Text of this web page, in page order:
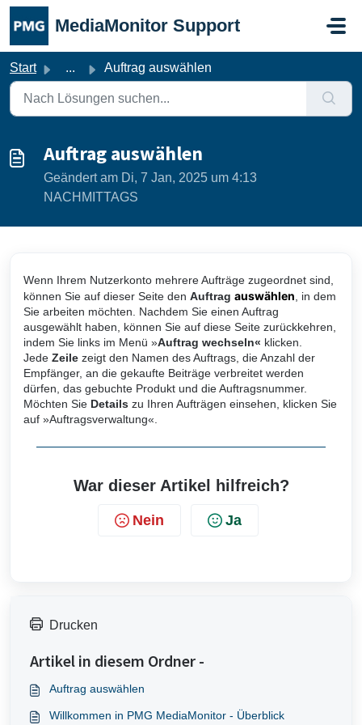
Zum hauptsächlichen Inhalt gehen
MediaMonitor Support
Start ... Auftrag auswählen
Auftrag auswählen
Geändert am Di, 7 Jan, 2025 um 4:13
NACHMITTAGS
Wenn Ihrem Nutzerkonto mehrere Aufträge zugeordnet sind,
können Sie auf dieser Seite den Auftrag auswählen , in dem
Sie arbeiten möchten. Nachdem Sie einen Auftrag
ausgewählt haben, können Sie auf diese Seite zurückkehren,
indem Sie links im Menü »Auftrag wechseln« klicken.
Jede Zeile zeigt den Namen des Auftrags, die Anzahl der
Empfänger, an die gekaufte Beiträge verbreitet werden
dürfen, das gebuchte Produkt und die Auftragsnummer.
Möchten Sie Details zu Ihren Aufträgen einsehen, klicken Sie
auf »Auftragsverwaltung«.
War dieser Artikel hilfreich?
Nein Ja
Drucken
Artikel in diesem Ordner -
Auftrag auswählen
Willkommen in PMG MediaMonitor - Überblick